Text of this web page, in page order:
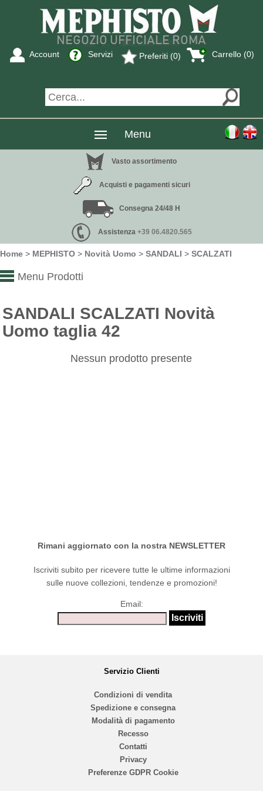
Carrello (0)
Preferiti (0)
Servizi
Account
Menu
Vasto assortimento
Acquisti e pagamenti sicuri
Consegna 24/48 H
Assistenza +39 06.4820.565
Home > MEPHISTO > Novità Uomo > SANDALI > SCALZATI
Menu Prodotti
SANDALI SCALZATI Novità
Uomo taglia 42
Nessun prodotto presente
Rimani aggiornato con la nostra NEWSLETTER
Iscriviti subito per ricevere tutte le ultime informazioni
sulle nuove collezioni, tendenze e promozioni!
Email:
Servizio Clienti
Condizioni di vendita
Spedizione e consegna
Modalità di pagamento
Recesso
Contatti
Privacy
Preferenze GDPR Cookie